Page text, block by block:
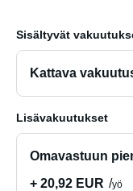
Sisältyvät
Kattava
Lisävakuutukset
Omavastuun
+ 20,92 EUR
yö